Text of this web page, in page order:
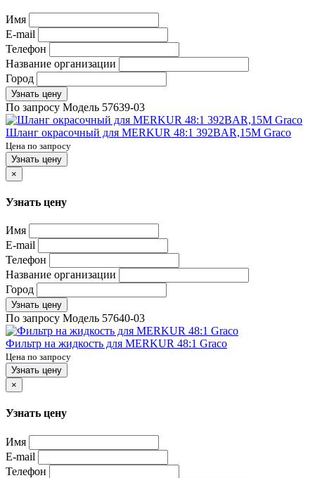
Имя
E-mail
Телефон
Название организации
Город
Узнать цену
По запросу Модель 57639-03
Шланг окрасочный для MERKUR 48:1 392BAR,15M Graco
Цена по запросу
Узнать цену
×
Узнать цену
Имя
E-mail
Телефон
Название организации
Город
Узнать цену
По запросу Модель 57640-03
Фильтр на жидкость для MERKUR 48:1 Graco
Цена по запросу
Узнать цену
×
Узнать цену
Имя
E-mail
Телефон